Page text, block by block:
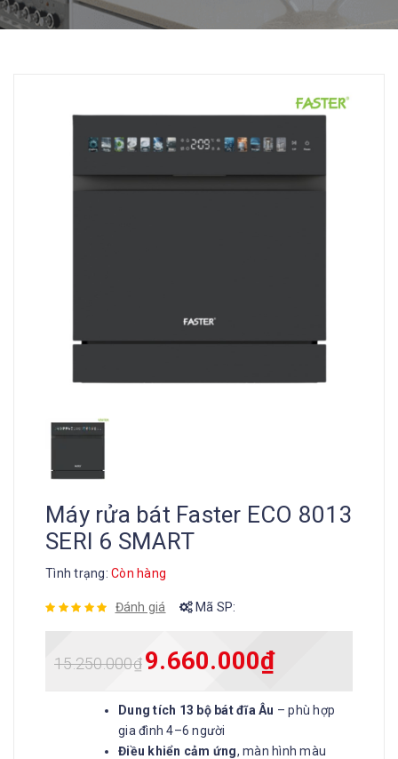
Máy rửa bát Faster ECO 8013
SERI 6 SMART
Tình trạng: Còn hàng
Đánh giá Mã SP:
15.250.000₫ 9.660.000₫
Dung tích 13 bộ bát đĩa Âu – phù hợp
gia đình 4–6 người
Điều khiển cảm ứng, màn hình màu